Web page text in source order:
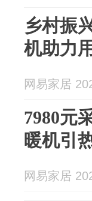
乡村振
机助力
网易家居
7980元
暖机引
网易家居